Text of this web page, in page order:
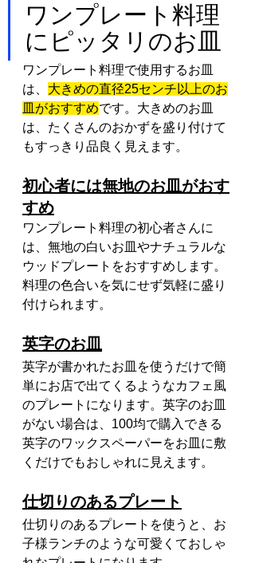
ワンプレート料理
にピッタリのお皿
ワンプレート料理で使用するお皿
は、 大きめの直径25センチ以上のお
皿がおすすめです。大きめのお皿
は、たくさんのおかずを盛り付けて
もすっきり品良く見えます。
初心者には無地のお皿がおす
すめ
ワンプレート料理の初心者さんに
は、無地の白いお皿やナチュラルな
ウッドプレートをおすすめします。
料理の色合いを気にせず気軽に盛り
付けられます。
英字のお皿
英字が書かれたお皿を使うだけで簡
単にお店で出てくるようなカフェ風
のプレートになります。英字のお皿
がない場合は、100均で購入できる
英字のワックスペーパーをお皿に敷
くだけでもおしゃれに見えます。
仕切りのあるプレート
仕切りのあるプレートを使うと、お
子様ランチのような可愛くておしゃ